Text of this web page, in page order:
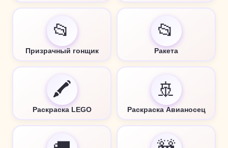
📂
Призрачный гонщик
📂
Ракета
🖍️
Раскраска LEGO
🚢
Раскраска Авианосец